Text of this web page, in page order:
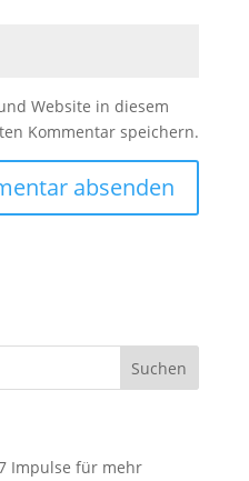
Website in diesem
Kommentar speichern.
Impulse für mehr